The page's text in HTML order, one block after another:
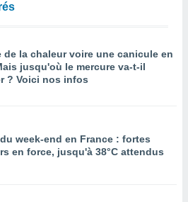
de la chaleur voire une canicule en
jusqu'où le mercure va-t-il
? Voici nos infos
week-end en France : fortes
en force, jusqu'à 38°C attendus